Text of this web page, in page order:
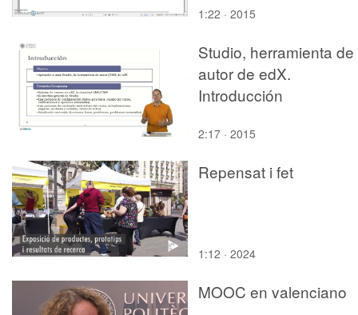
1:22 · 2015
Studio, herramienta de
autor de edX.
Introducción
2:17 · 2015
Repensat i fet
1:12 · 2024
MOOC en valenciano